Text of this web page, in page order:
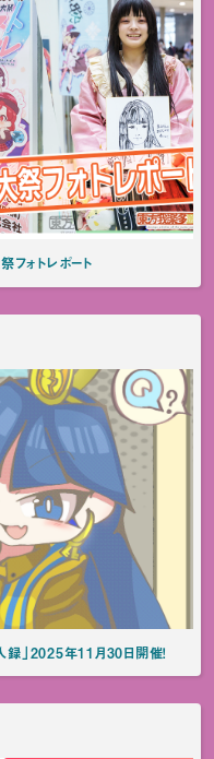
ォトレポート
」2025年11月30日開催！